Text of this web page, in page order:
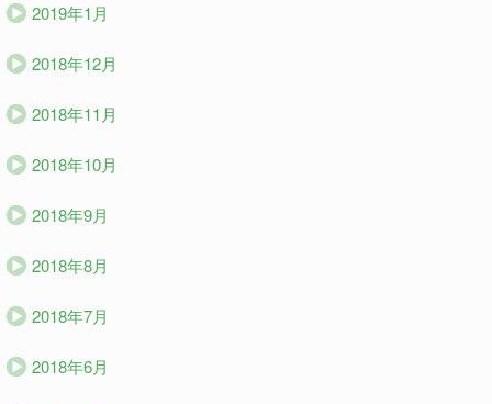
2019年1月
2018年12月
2018年11月
2018年10月
2018年9月
2018年8月
2018年7月
2018年6月